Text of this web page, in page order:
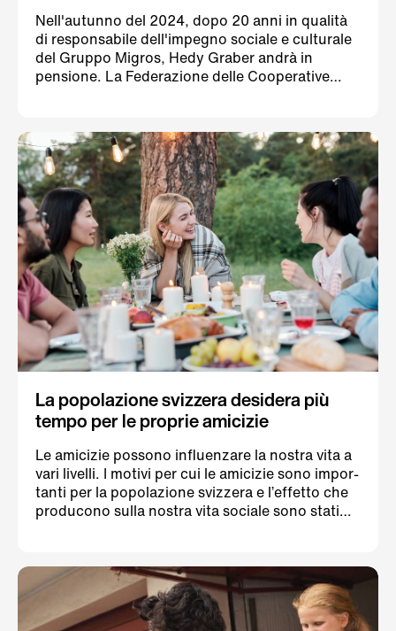
Nell'autunno del 2024, dopo 20 anni in qualità
di responsabile dell'impegno sociale e culturale
del Gruppo Migros, Hedy Graber andrà in
pensione. La Federazione delle Cooperative
cultura.
La popolazione svizzera desidera più
tempo per le proprie amicizie
Le amicizie possono influenzare la nostra vita a
vari livelli. I motivi per cui le amicizie sono impor-
tanti per la popolazione svizzera e l’effetto che
producono sulla nostra vita sociale sono stati
e realizzato dall’Istituto Gottlieb Duttweiler (GDI)
per conto del Percento culturale Migros. Questo
studio rappre- sentativo mostra che in Svizzera
le amicizie non solo sono arricchenti sul piano